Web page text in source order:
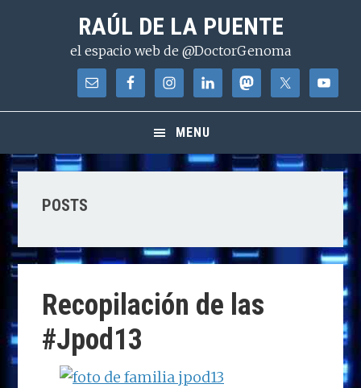
contenido
RAÚL DE LA PUENTE
el espacio web de @DoctorGenoma
MENU
POSTS
Recopilación de las
#Jpod13